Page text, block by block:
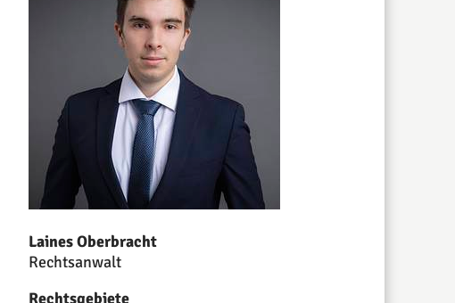
Laines Oberbracht
Rechtsanwalt
Rechtsgebiete